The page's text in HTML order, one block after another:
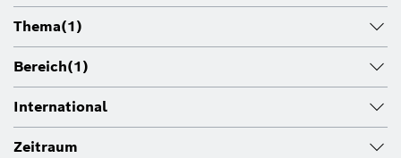
Thema(1)
Bereich(1)
International
Zeitraum